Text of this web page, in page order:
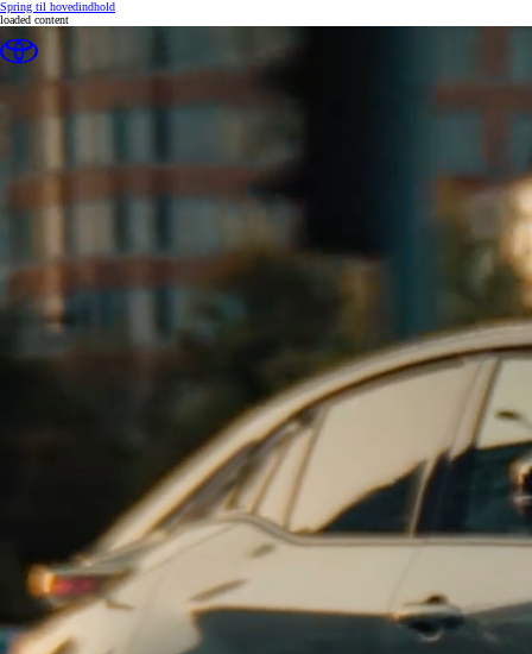
Spring til hovedindhold(Press Enter)
loaded content